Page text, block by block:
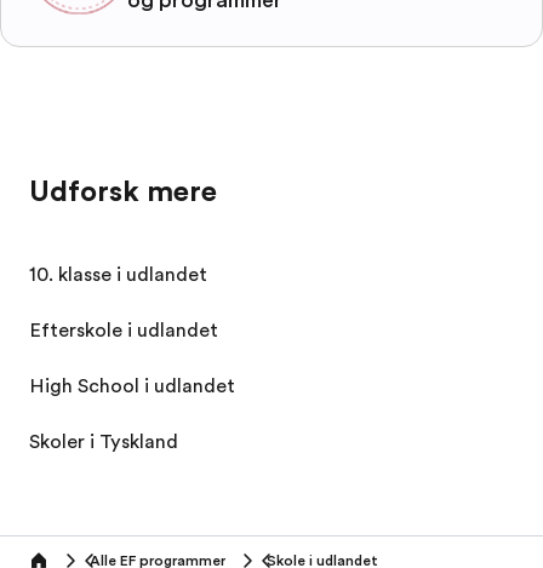
Udforsk mere
10. klasse i udlandet
Efterskole i udlandet
High School i udlandet
Skoler i Tyskland
Alle EF programmer Skole i udlandet